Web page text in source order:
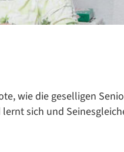
wie die geselligen
sich und